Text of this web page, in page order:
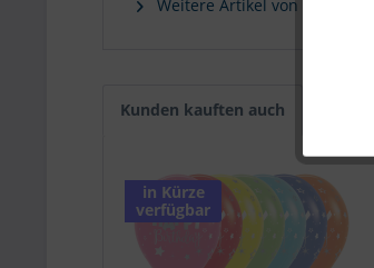
Weitere Artikel von Sempertex
Kunden kauften auch
in Kürze
verfügbar